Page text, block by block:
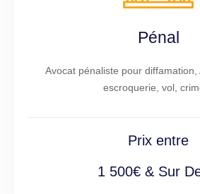
Pénal
Avocat pénaliste pour diffamation,
escroquerie, vol,
Prix entre
1 500€ & Sur